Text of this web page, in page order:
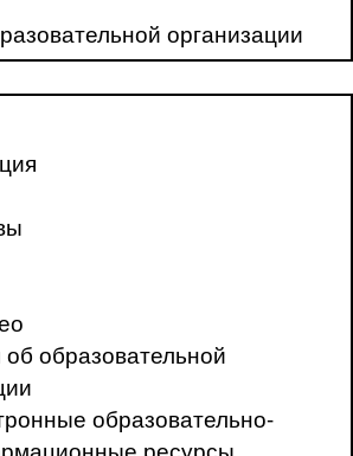
организации
образовательной
образовательно-
ресурсы